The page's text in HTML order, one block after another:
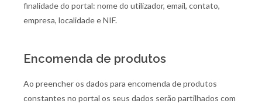
finalidade do portal: nome do utilizador, email, contato,
empresa, localidade e NIF.
Encomenda de produtos
Ao preencher os dados para encomenda de produtos
constantes no portal os seus dados serão partilhados com